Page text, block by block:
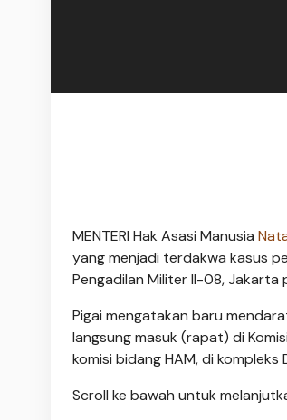
MENTERI Hak Asasi Manusia
yang menjadi terdakwa kasus
Pengadilan Militer II-08, Jakarta
Pigai mengatakan baru
langsung masuk (rapat) di
komisi bidang HAM, di kompleks
Scroll ke bawah untuk